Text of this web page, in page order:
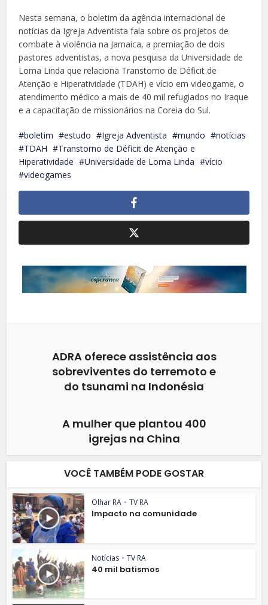
Nesta semana, o boletim da agência internacional de
notícias da Igreja Adventista fala sobre os projetos de
combate à violência na Jamaica, a premiação de dois
pastores adventistas, a nova pesquisa da Universidade de
Loma Linda que relaciona Transtorno de Déficit de
Atenção e Hiperatividade (TDAH) e vício em videogame, o
atendimento médico a mais de 40 mil refugiados no Iraque
e a capacitação de missionários na Coreia do Sul.
boletim estudo Igreja Adventista mundo
notícias
TDAH
Transtorno de Déficit de Atenção e
Hiperatividade
Universidade de Loma Linda
vício
videogames
ADRA oferece assistência aos
sobreviventes do terremoto e
do tsunami na Indonésia
A mulher que plantou 400
igrejas na China
VOCÊ TAMBÉM PODE GOSTAR
Olhar RA • TV RA
Impacto na comunidade
Notícias • TV RA
40 mil batismos